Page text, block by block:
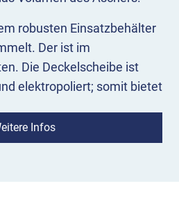
robusten Einsatzbehälter
Der ist im
Die Deckelscheibe ist
elektropoliert; somit bietet
besonders gut in urbane
Infos